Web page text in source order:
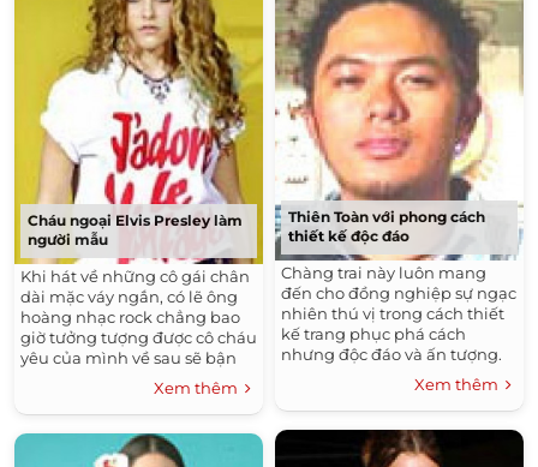
Cháu ngoại Elvis Presley làm
người mẫu
Khi hát về những cô gái chân
dài mặc váy ngắn, có lẽ ông
hoàng nhạc rock chẳng bao
giờ tưởng tượng được cô cháu
yêu của mình về sau sẽ bận
trang phục như vậy trên sàn
catwalk. Tối 25/2, cô đã giới
thiệu cho sản phẩm thời
trang của D&G.
Xem thêm
Thiên Toàn với phong cách
thiết kế độc đáo
Chàng trai này luôn mang
đến cho đồng nghiệp sự ngạc
nhiên thú vị trong cách thiết
kế trang phục phá cách
nhưng độc đáo và ấn tượng.
Vừa qua, bộ sưu tập "Giao
hưởng và rock" của anh đã
đoạt giải thưởng lớn cuộc thi
Collection Grand Prix và được
công chúng đánh giá cao.
Xem thêm